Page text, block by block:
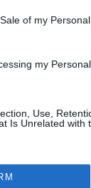
of my Personal
my
Use,
Is Unrelated with